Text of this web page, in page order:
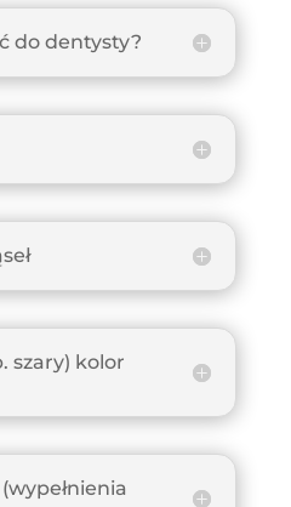
do dentysty?
szary) kolor